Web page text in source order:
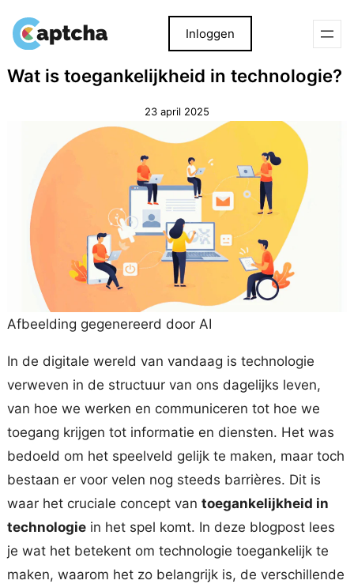
naar
naar
Inloggen
Wat is toegankelijkheid in technologie?
23 april 2025
Afbeelding gegenereerd door AI
In de digitale wereld van vandaag is technologie
verweven in de structuur van ons dagelijks leven,
van hoe we werken en communiceren tot hoe we
toegang krijgen tot informatie en diensten. Het was
bedoeld om het speelveld gelijk te maken, maar toch
bestaan er voor velen nog steeds barrières. Dit is
waar het cruciale concept van toegankelijkheid in
technologiein het spel komt. In deze blogpost lees
je wat het betekent om technologie toegankelijk te
maken, waarom het zo belangrijk is, de verschillende